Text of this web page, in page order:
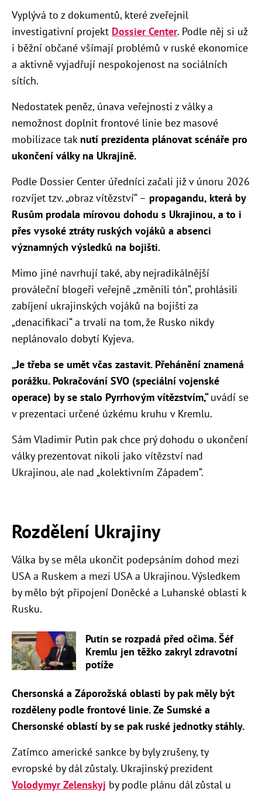
Vyplývá to z dokumentů, které zveřejnil
investigativní projekt Dossier Center. Podle něj si už
i běžní občané všímají problémů v ruské ekonomice
a aktivně vyjadřují nespokojenost na sociálních
sítích.
Nedostatek peněz, únava veřejnosti z války a
nemožnost doplnit frontové linie bez masové
mobilizace tak nutí prezidenta plánovat scénáře pro
ukončení války na Ukrajině.
Podle Dossier Center úředníci začali již v únoru 2026
rozvíjet tzv. „obraz vítězství“ – propagandu, která by
Rusům prodala mírovou dohodu s Ukrajinou, a to i
přes vysoké ztráty ruských vojáků a absenci
významných výsledků na bojišti.
Mimo jiné navrhují také, aby nejradikálnější
prováleční blogeři veřejně „změnili tón“, prohlásili
zabíjení ukrajinských vojáků na bojišti za
„denacifikaci“ a trvali na tom, že Rusko nikdy
neplánovalo dobytí Kyjeva.
„Je třeba se umět včas zastavit. Přehánění znamená
porážku. Pokračování SVO (speciální vojenské
operace) by se stalo Pyrrhovým vítězstvím,“uvádí se
v prezentaci určené úzkému kruhu v Kremlu.
Sám Vladimir Putin pak chce prý dohodu o ukončení
války prezentovat nikoli jako vítězství nad
Ukrajinou, ale nad „kolektivním Západem“.
Rozdělení Ukrajiny
Válka by se měla ukončit podepsáním dohod mezi
USA a Ruskem a mezi USA a Ukrajinou. Výsledkem
by mělo být připojení Doněcké a Luhanské oblasti k
Rusku.
Putin se rozpadá před očima. Šéf
Kremlu jen těžko zakryl zdravotní
potíže
Chersonská a Záporožská oblasti by pak měly být
rozděleny podle frontové linie. Ze Sumské a
Chersonské oblastí by se pak ruské jednotky stáhly.
Zatímco americké sankce by byly zrušeny, ty
evropské by dál zůstaly. Ukrajinský prezident
Volodymyr Zelenskyj by podle plánu dál zůstal u